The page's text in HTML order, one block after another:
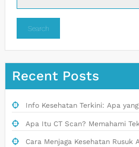
Search
Recent Posts
Info Kesehatan Terkini: Apa
Apa Itu CT Scan? Memahami
Cara Menjaga Kesehatan Rusuk